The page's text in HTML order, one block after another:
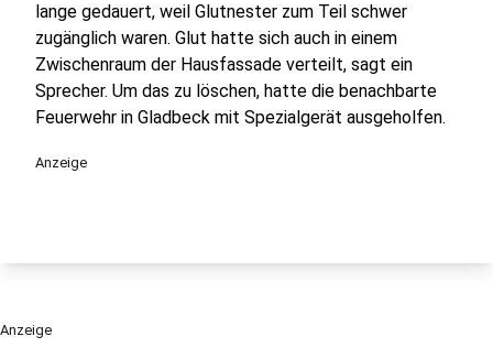
lange gedauert, weil Glutnester zum Teil schwer
zugänglich waren. Glut hatte sich auch in einem
Zwischenraum der Hausfassade verteilt, sagt ein
Sprecher. Um das zu löschen, hatte die benachbarte
Feuerwehr in Gladbeck mit Spezialgerät ausgeholfen.
Anzeige
Anzeige